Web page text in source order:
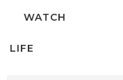
WATCH
LIFE